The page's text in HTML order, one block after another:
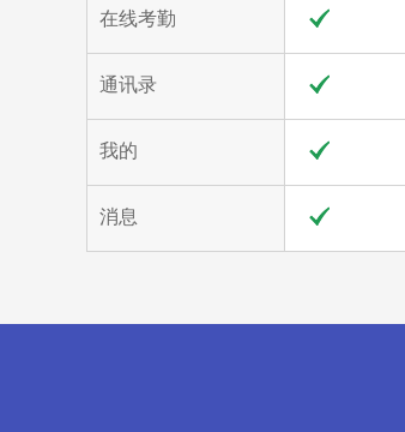
在线考勤
通讯录
我的
消息